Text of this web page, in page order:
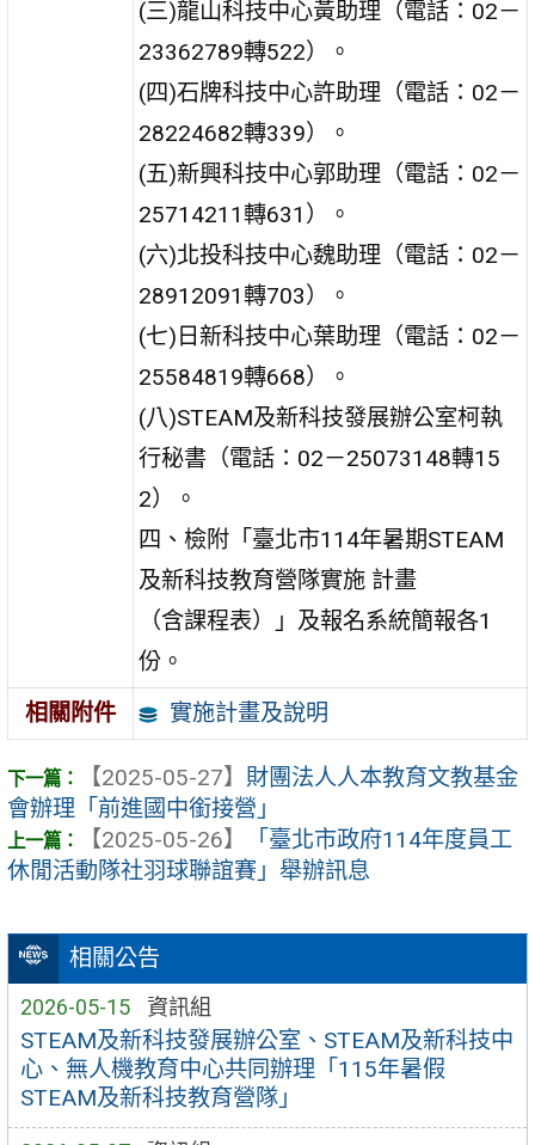
相關公告
2026-05-15 資訊組
STEAM及新科技發展辦公室、STEAM及新科技中
心、無人機教育中心共同辦理「115年暑假
STEAM及新科技教育營隊」
(三)龍山科技中心黃助理（電話：02－
23362789轉522）。
(四)石牌科技中心許助理（電話：02－
28224682轉339）。
(五)新興科技中心郭助理（電話：02－
25714211轉631）。
(六)北投科技中心魏助理（電話：02－
28912091轉703）。
(七)日新科技中心葉助理（電話：02－
25584819轉668）。
(八)STEAM及新科技發展辦公室柯執
行秘書（電話：02－25073148轉15
2）。
四、檢附「臺北市114年暑期STEAM
及新科技教育營隊實施 計畫
（含課程表）」及報名系統簡報各1
份。
相關附件
實施計畫及說明
【2025-05-27】 財團法人人本教育文教基金
會辦理「前進國中銜接營」
【2025-05-26】
「臺北市政府114年度員工
休閒活動隊社羽球聯誼賽」舉辦訊息